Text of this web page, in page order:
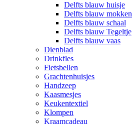
Delfts blauw huisje
Delfts blauw mokken
Delfts blauw schaal
Delfts blauw Tegeltje
Delfts blauw vaas
Dienblad
Drinkfles
Fietsbellen
Grachtenhuisjes
Handzeep
Kaasmesjes
Keukentextiel
Klompen
Kraamcadeau